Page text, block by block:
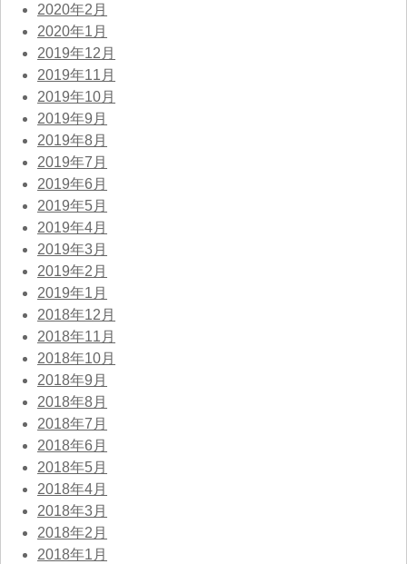
2020年2月
2020年1月
2019年12月
2019年11月
2019年10月
2019年9月
2019年8月
2019年7月
2019年6月
2019年5月
2019年4月
2019年3月
2019年2月
2019年1月
2018年12月
2018年11月
2018年10月
2018年9月
2018年8月
2018年7月
2018年6月
2018年5月
2018年4月
2018年3月
2018年2月
2018年1月